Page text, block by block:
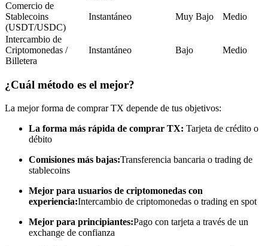
Únete a los mejores traders
Conviértete en un Trader de Copia
Disfruta del reparto de beneficios y comisiones de copy trading
Comercio de
Stablecoins
(USDT/USDC)
Instantáneo Muy Bajo Medio
Intercambio de
Criptomonedas /
Billetera
Instantáneo Bajo Medio
¿Cuál método es el mejor?
La mejor forma de comprar TX depende de tus objetivos:
La forma más rápida de comprar TX: Tarjeta de crédito o
débito
Comisiones más bajas:Transferencia bancaria o trading de
stablecoins
Mejor para usuarios de criptomonedas con
experiencia:Intercambio de criptomonedas o trading en spot
Mejor para principiantes:Pago con tarjeta a través de un
exchange de confianza